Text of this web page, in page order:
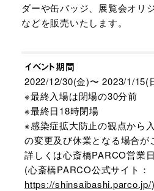
ダーや缶バッジ、展覧会オリ
などを販売いたします。
イベント期間
2022/12/30(金)〜 2023/1/15(
※最終入場は閉場の30分前
※最終日18時閉場
※感染症拡大防止の観点から
の変更及び休業となる場合が
詳しくは心斎橋PARCO営業
(心斎橋PARCO公式サイト：
https://shinsaibashi.parco.jp/